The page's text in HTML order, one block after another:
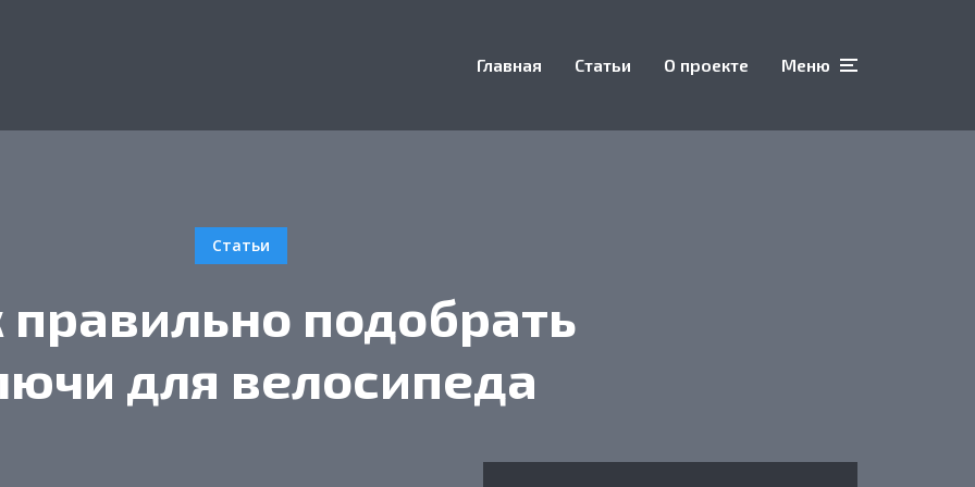
Главная Статьи О проекте Меню
Статьи
правильно подобрать
для велосипеда